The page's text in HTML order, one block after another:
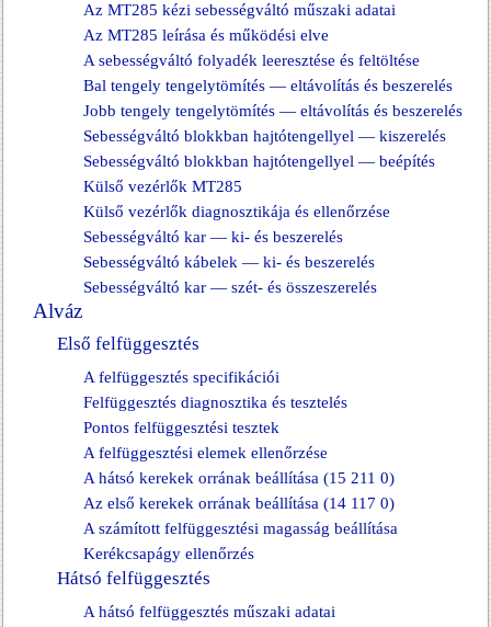
Az MT285 kézi sebességváltó műszaki adatai
Az MT285 leírása és működési elve
A sebességváltó folyadék leeresztése és feltöltése
Bal tengely tengelytömítés — eltávolítás és beszerelés
Jobb tengely tengelytömítés — eltávolítás és beszerelés
Sebességváltó blokkban hajtótengellyel — kiszerelés
Sebességváltó blokkban hajtótengellyel — beépítés
Külső vezérlők MT285
Külső vezérlők diagnosztikája és ellenőrzése
Sebességváltó kar — ki- és beszerelés
Sebességváltó kábelek — ki- és beszerelés
Sebességváltó kar — szét- és összeszerelés
Alváz
Első felfüggesztés
A felfüggesztés specifikációi
Felfüggesztés diagnosztika és tesztelés
Pontos felfüggesztési tesztek
A felfüggesztési elemek ellenőrzése
A hátsó kerekek orrának beállítása (15 211 0)
Az első kerekek orrának beállítása (14 117 0)
A számított felfüggesztési magasság beállítása
Kerékcsapágy ellenőrzés
Hátsó felfüggesztés
A hátsó felfüggesztés műszaki adatai